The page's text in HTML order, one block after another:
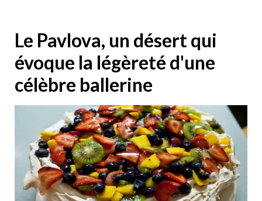
Le Pavlova, un désert qui
évoque la légèreté d'une
célèbre ballerine